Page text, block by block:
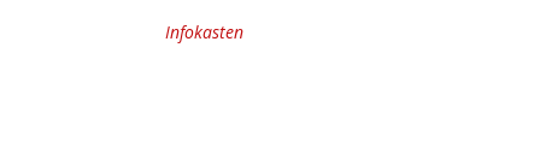
Infokasten